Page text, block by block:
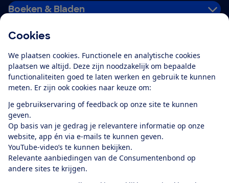
Cookies
We plaatsen cookies. Functionele en analytische cookies
plaatsen we altijd. Deze zijn noodzakelijk om bepaalde
functionaliteiten goed te laten werken en gebruik te kunnen
meten. Er zijn ook cookies naar keuze om:
Je gebruikservaring of feedback op onze site te kunnen
geven.
Op basis van je gedrag je relevantere informatie op onze
website, app én via e-mails te kunnen geven.
YouTube-video’s te kunnen bekijken.
Relevante aanbiedingen van de Consumentenbond op
andere sites te krijgen.
Boeken & Bladen
Alles over de
app
Algemene Voorwaarden
Privacyverklaring
Cookiebeleid
Privacyvoorkeuren
Toegankelijkheid